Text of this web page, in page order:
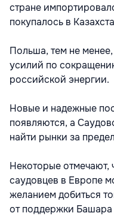
стране
покупалось в
Польша, тем не
усилий по
российской энергии.
Новые и надежные
появляются, а
найти рынки за
Некоторые отмечают,
саудовцев в Европе
желанием добиться
от поддержки